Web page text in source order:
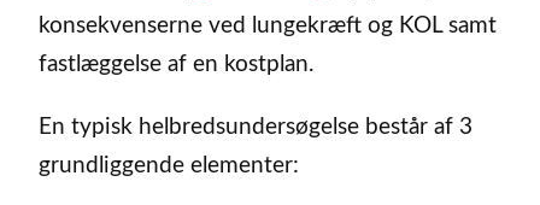
konsekvenserne ved lungekræft og KOL samt
fastlæggelse af en kostplan.
En typisk helbredsundersøgelse består af 3
grundliggende elementer: